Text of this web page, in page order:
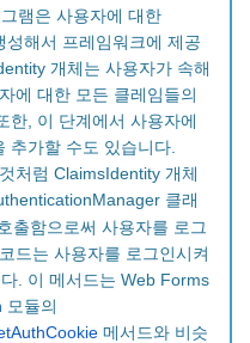
램은 사용자에 대한
성해서 프레임워크에 제공
개체는 사용자가 속해
에 대한 모든 클레임들의
한, 이 단계에서 사용자에
추가할 수도 있습니다.
처럼 ClaimsIdentity 개체
클래
출함으로써 사용자를 로그
드는 사용자를 로그인시켜
. 이 메서드는 Web Forms
모듈의
메서드와 비슷